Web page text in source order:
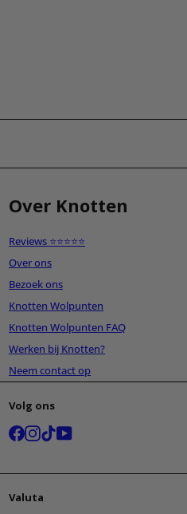
Over Knotten
Reviews ⭐⭐⭐⭐⭐
Over ons
Bezoek ons
Knotten Wolpunten
Knotten Wolpunten FAQ
Werken bij Knotten?
Neem contact op
Volg ons
Facebook
Instagram
TikTokYouTube
Valuta